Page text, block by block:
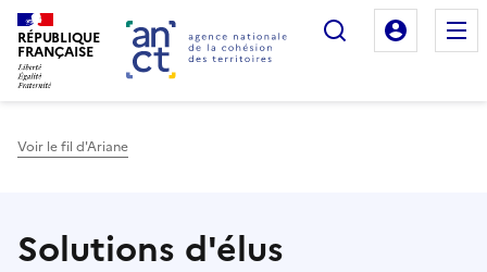
RÉPUBLIQUE
FRANÇAISE
Rechercher
Mon
Voir le fil d'Ariane
Solutions d'élus